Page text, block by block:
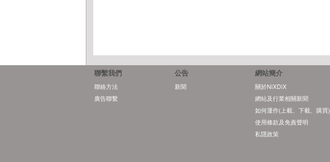
聯繫我們
聯絡方法
廣告聯繫
公告
新聞
網站簡介
關於NiXDiX
網站及行業相關新聞
如何運作(上載、下載、購買)
使用條款及免責聲明
私隱政策